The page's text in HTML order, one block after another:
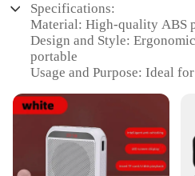
Specifications:
Material: High-quality ABS
Design and Style:
portable
Usage and Purpose: Ideal
Performance and Property:
Parts and Accessories:
microphone and speaker
Applicable People: